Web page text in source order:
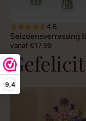
9,4
4.6
Seizoensverrassing
vanaf €17,99